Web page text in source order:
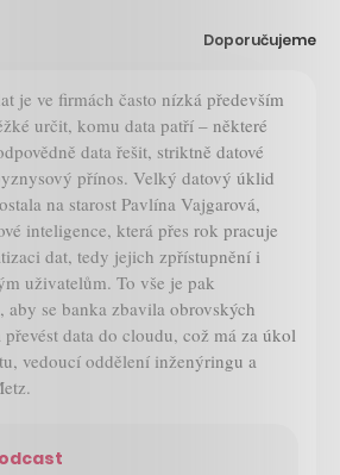
Doporučujeme
je ve firmách často nízká především
určit, komu data patří – některé
data řešit, striktně datové
přínos. Velký datový úklid
na starost Pavlína Vajgarová,
inteligence, která přes rok pracuje
dat, tedy jejich zpřístupnění i
uživatelům. To vše je pak
aby se banka zbavila obrovských
převést data do cloudu, což má za úkol
vedoucí oddělení inženýringu a